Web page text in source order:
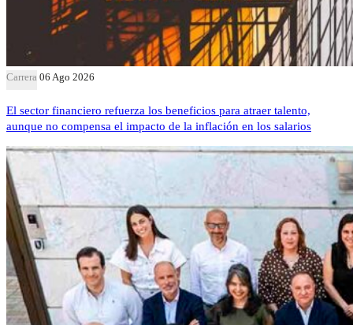
Carrera 06 Ago 2026
El sector financiero refuerza los beneficios para atraer talento,
aunque no compensa el impacto de la inflación en los salarios